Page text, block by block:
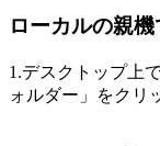
ローカルの親
1.デスクトップ上
ォルダー」をクリ